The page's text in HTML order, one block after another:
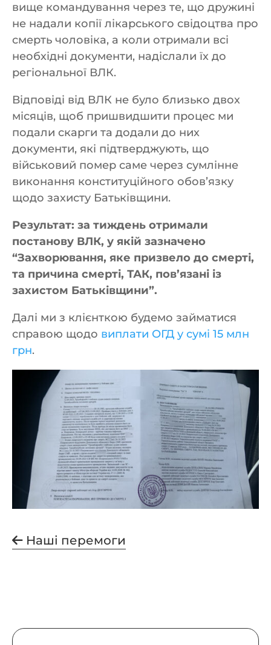
вище командування через те, що дружині
не надали копії лікарського свідоцтва про
смерть чоловіка, а коли отримали всі
необхідні документи, надіслали їх до
регіональної ВЛК.
Відповіді від ВЛК не було близько двох
місяців, щоб пришвидшити процес ми
подали скарги та додали до них
документи, які підтверджують, що
військовий помер саме через сумлінне
виконання конституційного обов’язку
щодо захисту Батьківщини.
Результат: за тиждень отримали
постанову ВЛК, у якій зазначено
“Захворювання, яке призвело до смерті,
та причина смерті, ТАК, пов’язані із
захистом Батьківщини”.
Далі ми з клієнткою будемо займатися
справою щодо виплати ОГД у сумі 15 млн
грн.
Наші перемоги